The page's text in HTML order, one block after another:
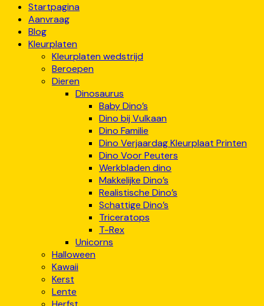
Startpagina
Aanvraag
Blog
Kleurplaten
Kleurplaten wedstrijd
Beroepen
Dieren
Dinosaurus
Baby Dino’s
Dino bij Vulkaan
Dino Familie
Dino Verjaardag Kleurplaat Printen
Dino Voor Peuters
Werkbladen dino
Makkelijke Dino’s
Realistische Dino’s
Schattige Dino’s
Triceratops
T-Rex
Unicorns
Halloween
Kawaii
Kerst
Lente